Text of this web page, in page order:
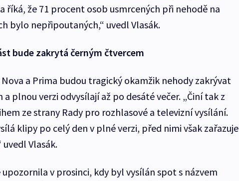
říká, že 71 procent osob usmrcených při nehodě na
bylo nepřipoutaných,“ uvedl Vlasák.
bude zakrytá černým čtvercem
a Prima budou tragický okamžik nehody zakrývat
plnou verzi odvysílají až po desáté večer. „Činí tak z
ze strany Rady pro rozhlasové a televizní vysílání.
klipy po celý den v plné verzi, před nimi však zařazuje
Vlasák.
upozornila v prosinci, kdy byl vysílán spot s názvem